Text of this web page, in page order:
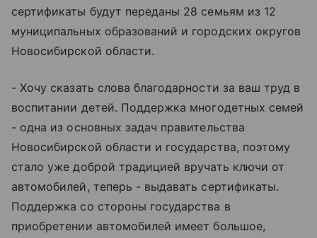
сертификаты будут переданы 28 семьям из 12
муниципальных образований и городских округов
Новосибирской области.
- Хочу сказать слова благодарности за ваш труд в
воспитании детей. Поддержка многодетных семей
- одна из основных задач правительства
Новосибирской области и государства, поэтому
стало уже доброй традицией вручать ключи от
автомобилей, теперь - выдавать сертификаты.
Поддержка со стороны государства в
приобретении автомобилей имеет большое,